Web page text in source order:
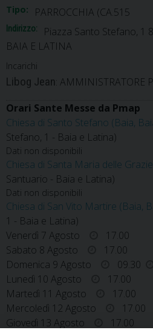
Tipo: PARROCCHIA (CA.515
Indirizzo:
Piazza Santo Stefano, 1
BAIA E LATINA
Incarichi
Libog Jean: AMMINISTRATORE
Orari Sante Messe da Pmap
Chiesa di Santo Stefano (Baia,
Stefano, 1 - Baia e Latina)
Dati non disponibili
Chiesa di Santa Maria delle
Santuario - Baia e Latina)
Dati non disponibili
Chiesa di San Vito Martire (Baia,
1 - Baia e Latina)
Venerdì 7 Agosto
17.00
Sabato 8 Agosto
17.00
Domenica 9 Agosto
09.30
Lunedì 10 Agosto
17.00
Martedì 11 Agosto
17.00
Mercoledì 12 Agosto
17.00
Giovedì 13 Agosto
17.00